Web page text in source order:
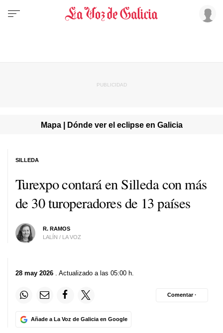
Mapa | Dónde ver el eclipse en Galicia
Turexpo contará en Silleda con más
de 30 turoperadores de 13 países
R. RAMOS
LALÍN / LA VOZ
SILLEDA
28 may 2026 . Actualizado a las 05:00 h.
Añade a La Voz de Galicia en Google
Comentar ·